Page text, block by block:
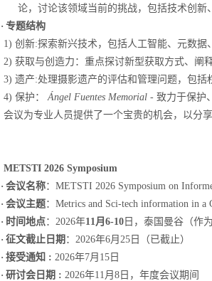
论，讨论该领域当前的挑战，包括技术创新
· 专题结构
1)创新:探索新兴技术，包括人工智能、元数据
2)获取与创造力：重点探讨新型获取方式、阐
3)遗产:处理摄影遗产的评估和管理问题，包括
4)保护： Ángel Fuentes Memorial-致力于保护
会议为专业人员提供了一个宝贵的机会，以分
METSTI 2026 Symposium
· 会议名称： METSTI 2026 Symposium on
· 会议主题： Metrics and Sci-tech information in a
· 时间地点： 2026年11月 6-10日，泰国曼谷（作为
· 征文截止日期 ： 2026年6月 25日（已截止）
· 接受通知 : 2026年7月 15日
· 研讨会日期 : 2026年11月 8日，年度会议期间